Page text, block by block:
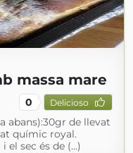
massa mare
0 Delicioso
abans):30gr de llevat
químic royal.
sec és de (...)